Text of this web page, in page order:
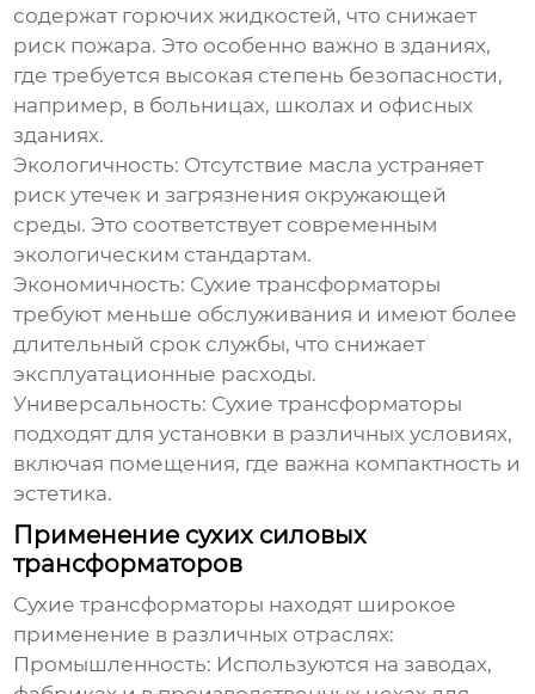
содержат горючих жидкостей, что снижает
риск пожара. Это особенно важно в зданиях,
где требуется высокая степень безопасности,
например, в больницах, школах и офисных
зданиях.
Экологичность: Отсутствие масла устраняет
риск утечек и загрязнения окружающей
среды. Это соответствует современным
экологическим стандартам.
Экономичность: Сухие трансформаторы
требуют меньше обслуживания и имеют более
длительный срок службы, что снижает
эксплуатационные расходы.
Универсальность: Сухие трансформаторы
подходят для установки в различных условиях,
включая помещения, где важна компактность и
эстетика.
Применение сухих силовых
трансформаторов
Сухие трансформаторы находят широкое
применение в различных отраслях:
Промышленность: Используются на заводах,